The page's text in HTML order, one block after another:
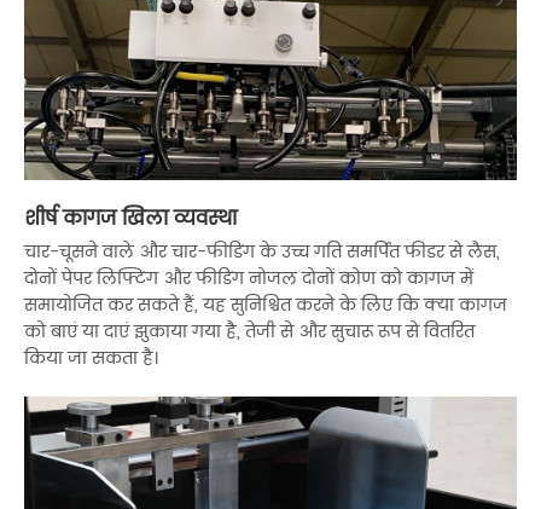
शीर्ष कागज खिला व्यवस्था
चार-चूसने वाले और चार-फीडिंग के उच्च गति समर्पित फीडर से लैस,
दोनों पेपर लिफ्टिंग और फीडिंग नोजल दोनों कोण को कागज में
समायोजित कर सकते हैं, यह सुनिश्चित करने के लिए कि क्या कागज
को बाएं या दाएं झुकाया गया है, तेजी से और सुचारू रूप से वितरित
किया जा सकता है।